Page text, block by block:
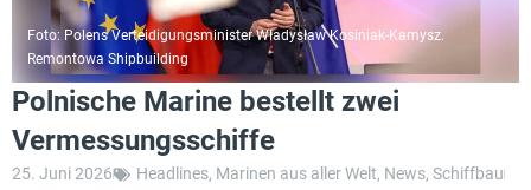
Foto: Polens Verteidigungsminister Władysław Kosiniak-Kamysz.
Remontowa Shipbuilding
Polnische Marine bestellt zwei
Vermessungsschiffe
25. Juni 2026 Headlines, Marinen aus aller Welt, News, Schiffbau